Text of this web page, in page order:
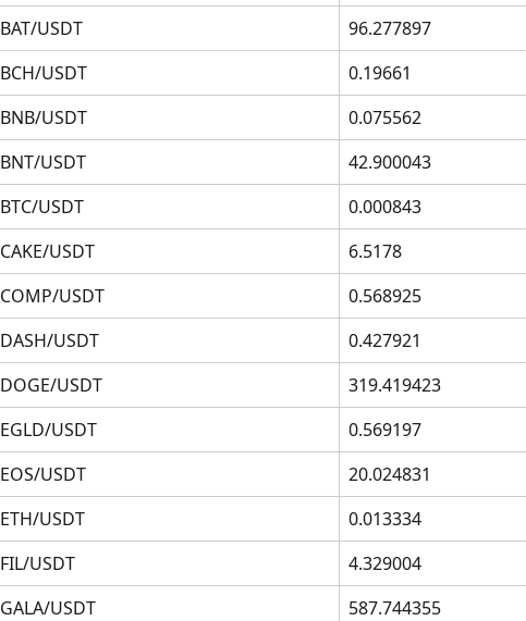
BAT/USDT
96.277897
BCH/USDT
0.19661
BNB/USDT
0.075562
BNT/USDT
42.900043
BTC/USDT
0.000843
CAKE/USDT
6.5178
COMP/USDT
0.568925
DASH/USDT
0.427921
DOGE/USDT
319.419423
EGLD/USDT
0.569197
EOS/USDT
20.024831
ETH/USDT
0.013334
FIL/USDT
4.329004
GALA/USDT
587.744355